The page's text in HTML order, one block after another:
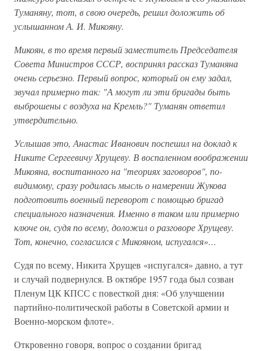
Туманяну, тот, в свою очередь, решил доложить об
услышанном А. И. Микояну.
Микоян, в то время первый заместитель Председателя
Совета Министров СССР, воспринял рассказ Туманяна
очень серьезно. Первый вопрос, который он ему задал,
звучал примерно так: "А могут ли эти бригады быть
выброшены с воздуха на Кремль?" Туманян ответил
утвердительно.
Услышав это, Анастас Иванович поспешил на доклад к
Никите Сергеевичу Хрущеву. В воспаленном воображении
Микояна, воспитанного на "теориях заговоров", по-
видимому, сразу родилась мысль о намерении Жукова
подготовить военный переворот с помощью бригад
специального назначения. Именно в таком или примерно
ключе он, судя по всему, доложил о разговоре Хрущеву.
Тот, конечно, согласился с Микояном, испугался»…
Судя по всему, Никита Хрущев «испугался» давно, а тут
и случай подвернулся. В октябре 1957 года был созван
Пленум ЦК КПСС с повесткой дня: «Об улучшении
партийно-политической работы в Советской армии и
Военно-морском флоте».
Откровенно говоря, вопрос о создании бригад